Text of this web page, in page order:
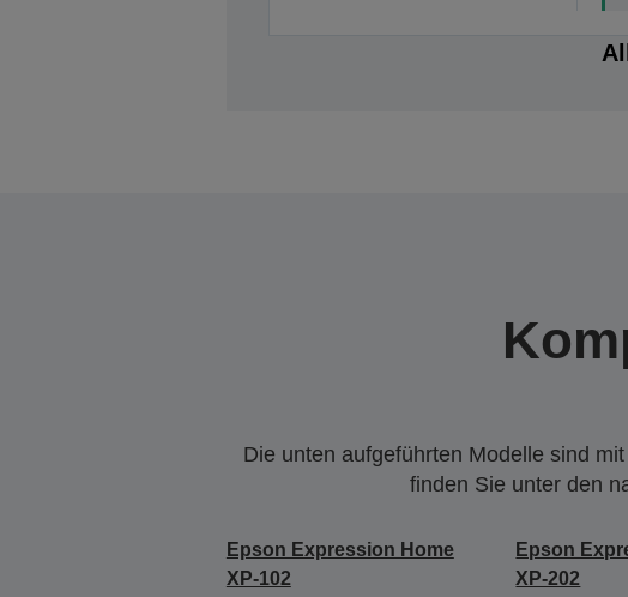
Die unten aufgeführten Modelle sind
finden Sie unter den
Epson Expression Home
XP-102
Epson
XP-202